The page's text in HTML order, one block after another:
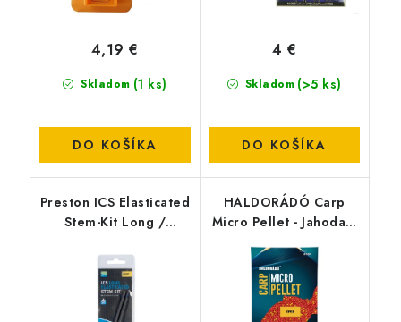
Skladom (1 ks)
4,19 €
DO KOŠÍKA
Skladom (>5 ks)
4 €
DO KOŠÍKA
Preston ICS Elasticated
Stem-Kit Long /
HALDORÁDÓ Carp
Micro Pellet - Jahoda /